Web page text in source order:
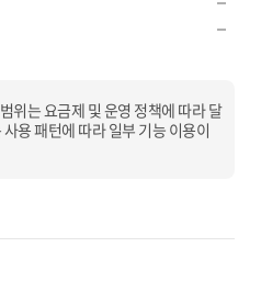
위는 요금제 및 운영 정책에 따라 달
용 패턴에 따라 일부 기능 이용이